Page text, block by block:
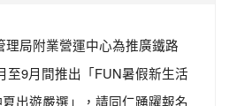
局附業營運中心為推廣鐵路
至9月間推出「FUN暑假新生活
出遊嚴選」，請同仁踴躍報名